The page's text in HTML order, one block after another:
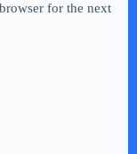
for the next